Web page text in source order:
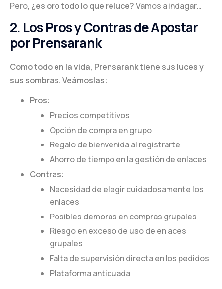
Pero, ¿es oro todo lo que reluce?Vamos a indagar…
2. Los Pros y Contras de Apostar
por Prensarank
Como todo en la vida, Prensarank tiene sus luces y
sus sombras. Veámoslas:
Pros:
Precios competitivos
Opción de compra en grupo
Regalo de bienvenida al registrarte
Ahorro de tiempo en la gestión de enlaces
Contras:
Necesidad de elegir cuidadosamente los
enlaces
Posibles demoras en compras grupales
Riesgo en exceso de uso de enlaces
grupales
Falta de supervisión directa en los pedidos
Plataforma anticuada